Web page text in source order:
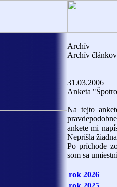
Archív
Archív
31.03.2006
Anketa
Na tejto
ankete mi
Neprišla
Po príchode
som sa
rok 2026